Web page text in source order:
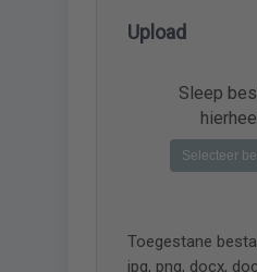
Upload
Sleep
Selecteer
Toegestane
jpg, png, docx,